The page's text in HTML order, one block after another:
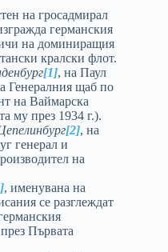
на гросадмирал
германския
на доминиращия
кралски флот.
[1], на Паул
Генералния щаб по
на Ваймарска
му през 1934 г.).
[2], на
генерал и
на
, именувана на
се разглеждат
Първата